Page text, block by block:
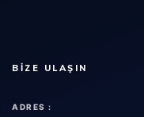
BIZE ULAŞIN
ADRES :